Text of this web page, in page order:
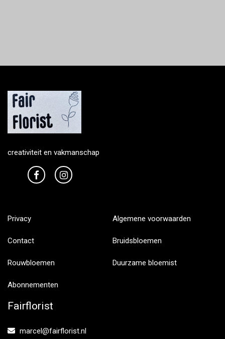
creativiteit en vakmanschap
Privacy Algemene voorwaarden
Contact Bruidsbloemen
Rouwbloemen Duurzame bloemist
Abonnementen
Fairflorist
marcel@fairflorist.nl